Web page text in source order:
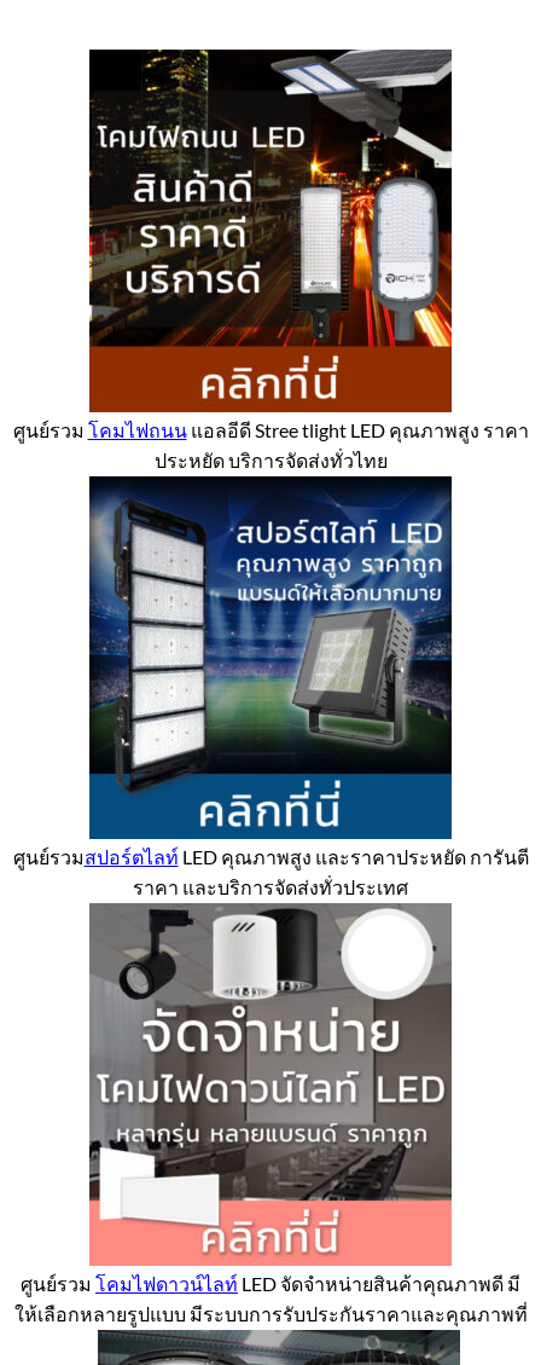
ศูนย์รวม โคมไฟถนนแอลอีดี Stree tlight LED คุณภาพสูง ราคา
ประหยัด บริการจัดส่งทั่วไทย
ศูนย์รวมสปอร์ตไลท์ LED คุณภาพสูง และราคาประหยัด การันตี
ราคา และบริการจัดส่งทั่วประเทศ
ศูนย์รวม โคมไฟดาวน์ไลท์ LED จัดจำหน่ายสินค้าคุณภาพดี มี
ให้เลือกหลายรูปแบบ มีระบบการรับประกันราคาและคุณภาพที่